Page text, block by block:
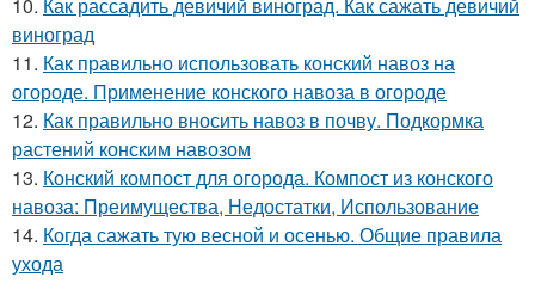
виноград
11. Как правильно использовать конский навоз на
огороде. Применение конского навоза в огороде
12. Как правильно вносить навоз в почву. Подкормка
растений конским навозом
13. Конский компост для огорода. Компост из конского
навоза: Преимущества, Недостатки, Использование
14. Когда сажать тую весной и осенью. Общие правила
ухода